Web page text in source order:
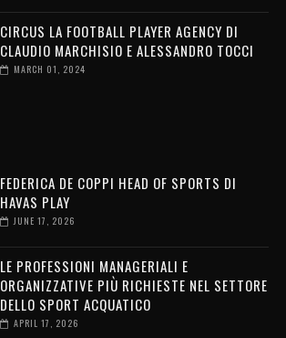
CIRCUS LA FOOTBALL PLAYER AGENCY DI
CLAUDIO MARCHISIO E ALESSANDRO TOCCI
MARCH 01, 2024
FEDERICA DE COPPI HEAD OF SPORTS DI
HAVAS PLAY
JUNE 17, 2026
LE PROFESSIONI MANAGERIALI E
ORGANIZZATIVE PIÙ RICHIESTE NEL SETTORE
DELLO SPORT ACQUATICO
APRIL 17, 2026